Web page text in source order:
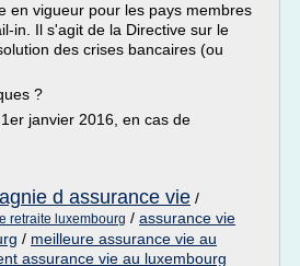
en vigueur pour les pays membres
in. Il s'agit de la Directive sur le
des crises bancaires (ou
?
janvier 2016, en cas de
d assurance vie /
retraite luxembourg / assurance vie
/ meilleure assurance vie au
assurance vie au luxembourg